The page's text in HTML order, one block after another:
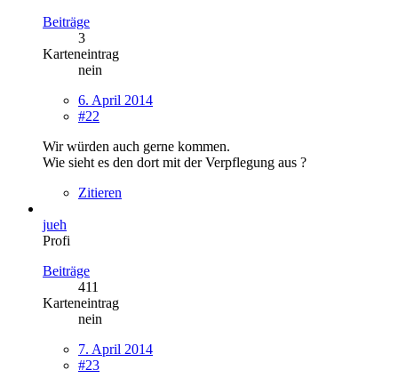
Beiträge
3
Karteneintrag
nein
6. April 2014
#22
Wir würden auch gerne kommen.
Wie sieht es den dort mit der Verpflegung aus ?
Zitieren
jueh
Profi
Beiträge
411
Karteneintrag
nein
7. April 2014
#23